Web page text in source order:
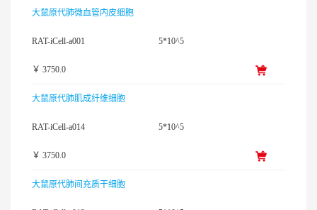
大鼠原代肺微血管内皮细胞
RAT-iCell-a001 5*10^5
￥ 3750.0
大鼠原代肺肌成纤维细胞
RAT-iCell-a014 5*10^5
￥ 3750.0
大鼠原代肺间充质干细胞